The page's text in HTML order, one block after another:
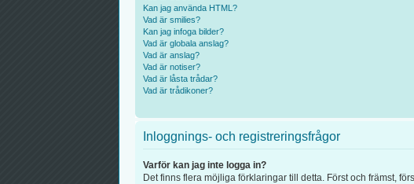
Kan jag använda HTML?
Vad är smilies?
Kan jag infoga bilder?
Vad är globala anslag?
Vad är anslag?
Vad är notiser?
Vad är låsta trådar?
Vad är trådikoner?
Inloggnings- och registreringsfrågor
Varför kan jag inte logga in?
Det finns flera möjliga förklaringar till detta. Först och främst,